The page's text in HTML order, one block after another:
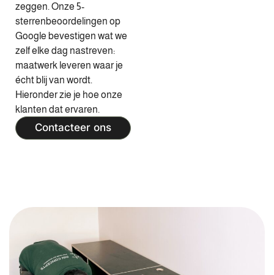
zeggen. Onze 5-
sterrenbeoordelingen op
Google bevestigen wat we
zelf elke dag nastreven:
maatwerk leveren waar je
écht blij van wordt.
Hieronder zie je hoe onze
klanten dat ervaren.
Contacteer ons